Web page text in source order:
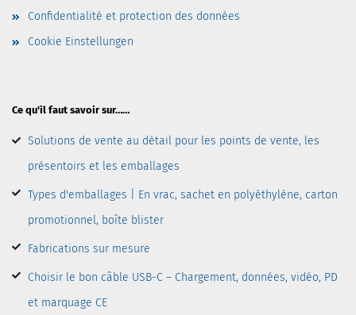
Confidentialité et protection des données
Cookie Einstellungen
Ce qu'il faut savoir sur……
Solutions de vente au détail pour les points de vente, les
présentoirs et les emballages
Types d'emballages | En vrac, sachet en polyéthylène, carton
promotionnel, boîte blister
Fabrications sur mesure
Choisir le bon câble USB-C – Chargement, données, vidéo, PD
et marquage CE